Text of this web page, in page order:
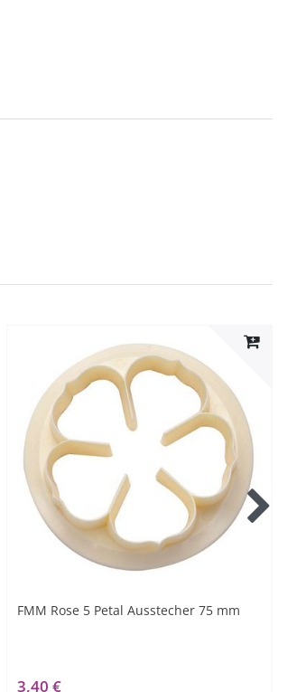
FMM Rose 5 Petal Ausstecher 75 mm
3,40 €